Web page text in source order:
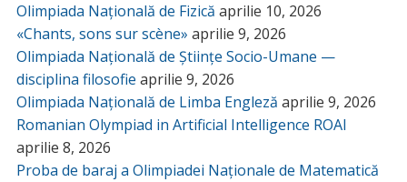
Olimpiada Națională de Fizică aprilie 10, 2026
«Chants, sons sur scène» aprilie 9, 2026
Olimpiada Națională de Științe Socio-Umane —
disciplina filosofie aprilie 9, 2026
Olimpiada Națională de Limba Engleză aprilie 9, 2026
Romanian Olympiad in Artificial Intelligence ROAI
aprilie 8, 2026
Proba de baraj a Olimpiadei Naționale de Matematică